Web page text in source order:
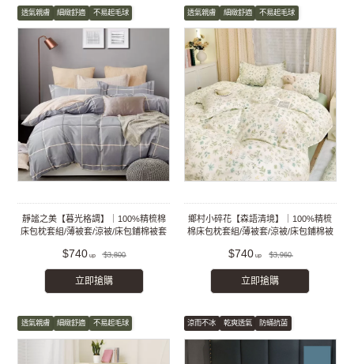
透氣親膚 細緻舒適 不易起毛球
靜謐之美【暮光格調】｜100%精梳棉
床包枕套組/薄被套/涼被/床包鋪棉被套
$740 $3,800
立即搶購
透氣親膚 細緻舒適 不易起毛球
鄉村小碎花【森語清境】｜100%精梳
棉床包枕套組/薄被套/涼被/床包鋪棉被
$740 $3,960
立即搶購
透氣親膚 細緻舒適 不易起毛球 涼而不冰 乾爽透氣 防蟎抗菌